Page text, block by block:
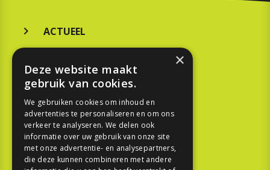
ACTUEEL
KOOPGIDS
TESTEN
SPORT
REPORTAGE
×
Deze website maakt
gebruik van cookies.
We gebruiken cookies om inhoud en
advertenties te personaliseren en om ons
verkeer te analyseren. We delen ook
informatie over uw gebruik van onze site
met onze advertentie- en analysepartners,
die deze kunnen combineren met andere